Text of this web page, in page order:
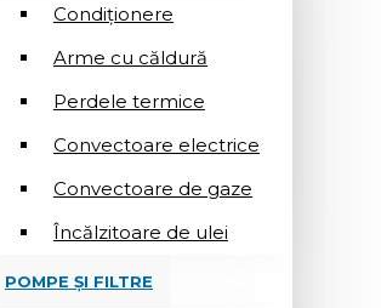
Condiționere
Arme cu căldură
Perdele termice
Convectoare electrice
Convectoare de gaze
Încălzitoare de ulei
POMPE ȘI FILTRE